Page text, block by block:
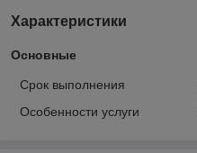
Характеристики
Основные
Срок выполнения
Особенности услуги